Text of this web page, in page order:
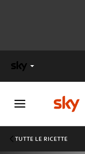
TUTTE LE RICETTE